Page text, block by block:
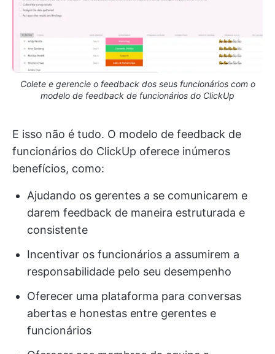
Colete e gerencie o feedback dos seus funcionários com o
modelo de feedback de funcionários do ClickUp
E isso não é tudo. O modelo de feedback de
funcionários do ClickUp oferece inúmeros
benefícios, como:
Ajudando os gerentes a se comunicarem e
darem feedback de maneira estruturada e
consistente
Incentivar os funcionários a assumirem a
responsabilidade pelo seu desempenho
Oferecer uma plataforma para conversas
abertas e honestas entre gerentes e
funcionários